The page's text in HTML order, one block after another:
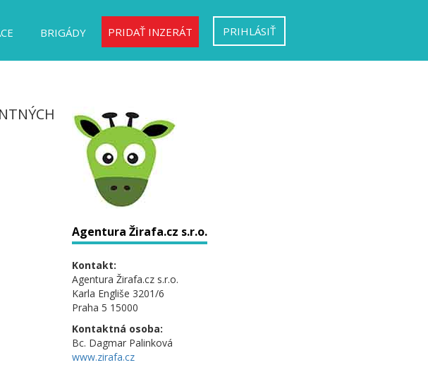
BRIGÁDY PRIDAŤ INZERÁT PRIHLÁSIŤ
Agentura Žirafa.cz s.r.o.
Kontakt:
Agentura Žirafa.cz s.r.o.
Karla Engliše 3201/6
Praha 5 15000
Kontaktná osoba:
Bc. Dagmar Palinková
www.zirafa.cz